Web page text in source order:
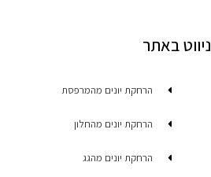
ניווט באתר
הרחקת יונים מהמרפסת
הרחקת יונים מהחלון
הרחקת יונים מהגג